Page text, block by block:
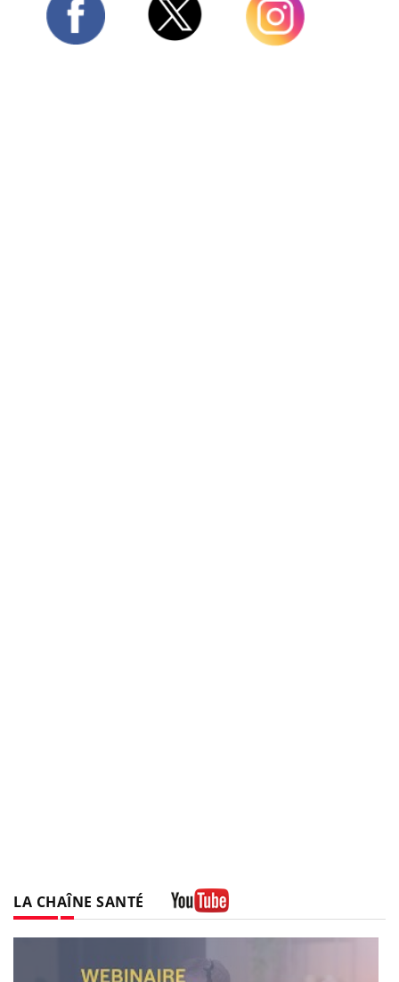
LA CHAÎNE SANTÉ